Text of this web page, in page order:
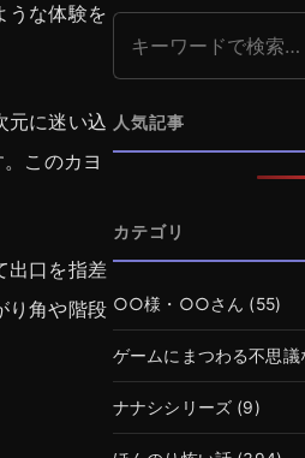
うな体験を
元に迷い込
このカヨ
出口を指差
り角や階段
人気記事
カテゴリ
○○様・○○さん (55)
ゲームにまつわる不思議
ナナシシリーズ (9)